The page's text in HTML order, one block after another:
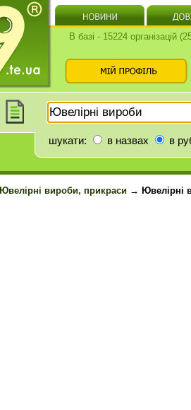
В базі - 15224 організацій
шукати: в назвах в
Ювелірні вироби, прикраси → Ювелірні